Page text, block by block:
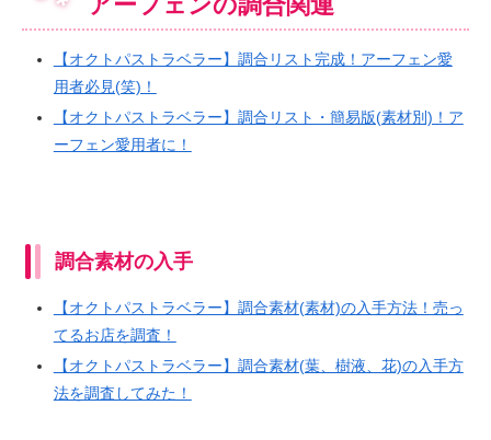
【オクトパストラベラー】調合リスト完成！アーフェン愛
用者必見(笑)！
【オクトパストラベラー】調合リスト・簡易版(素材別)！ア
ーフェン愛用者に！
調合素材の入手
【オクトパストラベラー】調合素材(素材)の入手方法！売っ
てるお店を調査！
【オクトパストラベラー】調合素材(葉、樹液、花)の入手方
法を調査してみた！